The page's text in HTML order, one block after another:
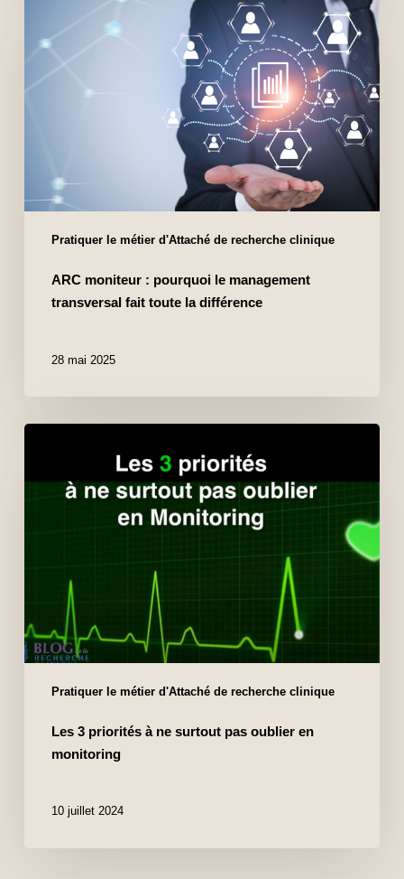
Pratiquer le métier d'Attaché de recherche clinique
ARC moniteur : pourquoi le management
transversal fait toute la différence
28 mai 2025
Pratiquer le métier d'Attaché de recherche clinique
Les 3 priorités à ne surtout pas oublier en
monitoring
10 juillet 2024